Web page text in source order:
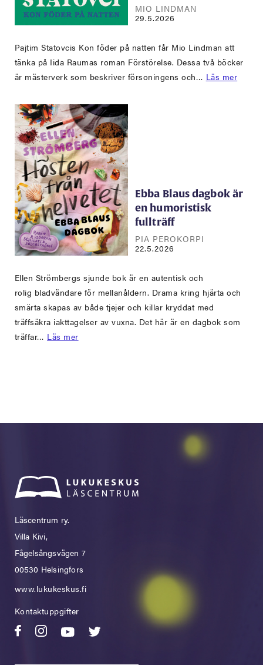
MIO LINDMAN
29.5.2026
Pajtim Statovcis Kon föder på natten får Mio Lindman att
tänka på Iida Raumas roman Förstörelse. Dessa två böcker
är mästerverk som beskriver försoningens och… Läs mer
Ebba Blaus dagbok är
en humoristisk
fullträff
PIA PEROKORPI
22.5.2026
Ellen Strömbergs sjunde bok är en autentisk och
rolig bladvändare för mellanåldern. Drama kring hjärta och
smärta skapas av både tjejer och killar kryddat med
träffsäkra iakttagelser av vuxna. Det här är en dagbok som
träffar… Läs mer
Läscentrum ry.
Villa Kivi,
Fågelsångsvägen 7
00530 Helsingfors
www.lukukeskus.fi
Kontaktuppgifter